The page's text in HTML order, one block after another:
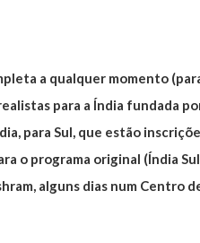
a qualquer momento
para a Índia fundada
para Sul, que estão
o programa original (Índia
alguns dias num Centro